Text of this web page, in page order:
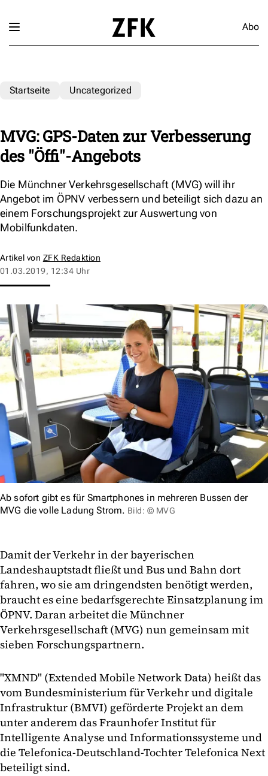
Abo
Startseite Uncategorized
MVG: GPS-Daten zur Verbesserung
des "Öffi"-Angebots
Die Münchner Verkehrsgesellschaft (MVG) will ihr
Angebot im ÖPNV verbessern und beteiligt sich dazu an
einem Forschungsprojekt zur Auswertung von
Mobilfunkdaten.
Artikel von ZFK Redaktion
01.03.2019, 12:34 Uhr
Ab sofort gibt es für Smartphones in mehreren Bussen der
MVG die volle Ladung Strom. Bild: © MVG
Damit der Verkehr in der bayerischen
Landeshauptstadt fließt und Bus und Bahn dort
fahren, wo sie am dringendsten benötigt werden,
braucht es eine bedarfsgerechte Einsatzplanung im
ÖPNV. Daran arbeitet die Münchner
Verkehrsgesellschaft (MVG) nun gemeinsam mit
sieben Forschungspartnern.
"XMND" (Extended Mobile Network Data) heißt das
vom Bundesministerium für Verkehr und digitale
Infrastruktur (BMVI) geförderte Projekt an dem
unter anderem das Fraunhofer Institut für
Intelligente Analyse und Informationssysteme und
die Telefonica-Deutschland-Tochter Telefonica Next
beteiligt sind.